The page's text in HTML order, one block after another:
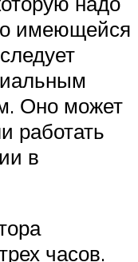
имеющейся
Оно может
работать
в
часов.